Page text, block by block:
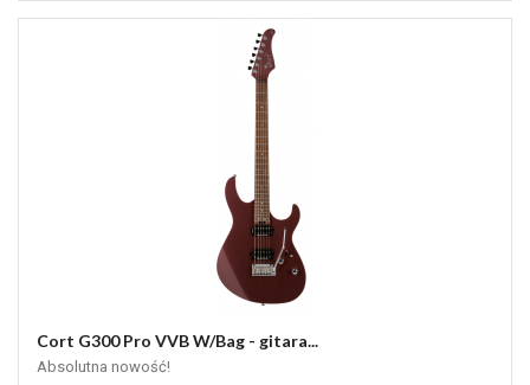
Cort G300 Pro VVB W/Bag - gitara...
Absolutna nowość!